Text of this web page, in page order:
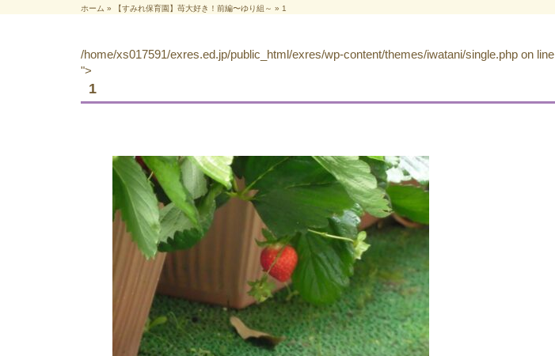
ホーム » 【すみれ保育園】苺大好き！前編〜ゆり組～ » 1
/home/xs017591/exres.ed.jp/public_html/exres/wp-content/themes/iwatani/single.php on line
">
1